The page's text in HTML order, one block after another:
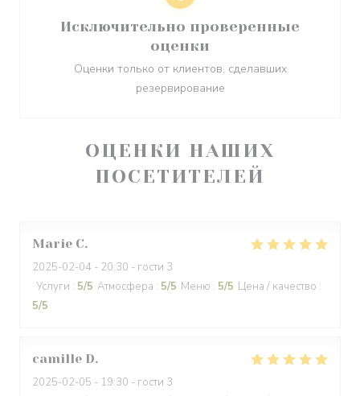
ОЦЕНКИ НАШИХ
ПОСЕТИТЕЛЕЙ
Marie C
2025-02-04 - 20:30 - гости 3
Услуги : 5/5 Атмосфера : 5/5 Меню : 5/5 Цена / качество :
5/5
camille D
2025-02-05 - 19:30 - гости 3
Исключительно проверенные
оценки
Оценки только от клиентов, сделавших
резервирование